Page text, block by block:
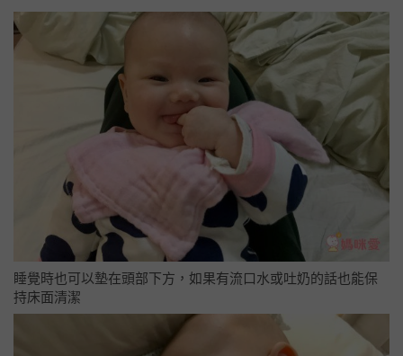
睡覺時也可以墊在頭部下方，如果有流口水或吐奶的話也能保
持床面清潔